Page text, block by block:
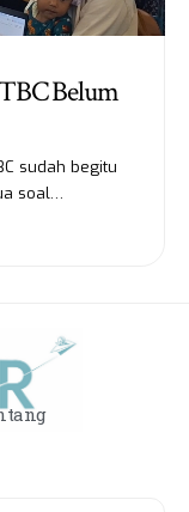
Belum
sudah begitu
soal…